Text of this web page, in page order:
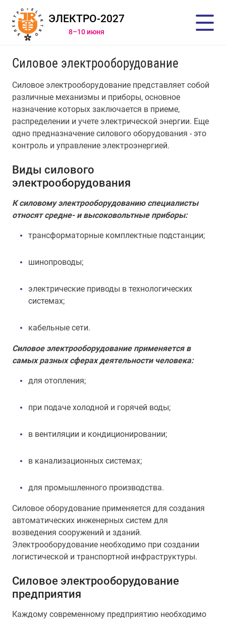
ЭЛЕКТРО-2027
8–10 июня
Силовое электрооборудование
Силовое электрооборудование представляет собой
различные механизмы и приборы, основное
назначение которых заключается в приеме,
распределении и учете электрической энергии. Еще
одно предназначение силового оборудования - это
контроль и управление электроэнергией.
Виды силового
электрооборудования
К силовому электрооборудованию специалисты
относят средне- и высоковольтные приборы:
трансформаторные комплектные подстанции;
шинопроводы;
электрические приводы в технологических
системах;
кабельные сети.
Силовое электрооборудование применяется в
самых разных сферах деятельности человека:
для отопления;
при подаче холодной и горячей воды;
в вентиляции и кондиционировании;
в канализационных системах;
для промышленного производства.
Силовое оборудование применяется для создания
автоматических инженерных систем для
возведения сооружений и зданий.
Электрооборудование необходимо при создании
логистической и транспортной инфраструктуры.
Силовое электрооборудование
предприятия
Каждому современному предприятию необходимо